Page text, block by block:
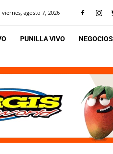
viernes, agosto 7, 2026
PUNILLA VIVO NEGOCIOS